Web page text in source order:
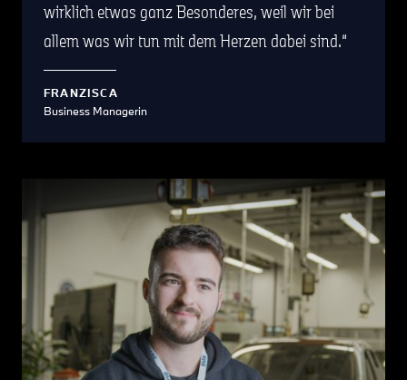
wirklich etwas ganz Besonderes, weil wir bei
allem was wir tun mit dem Herzen dabei sind.
FRANZISCA
Business Managerin